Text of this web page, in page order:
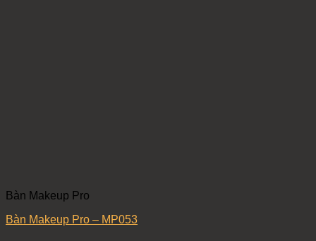
Bàn Makeup Pro
Bàn Makeup Pro – MP053